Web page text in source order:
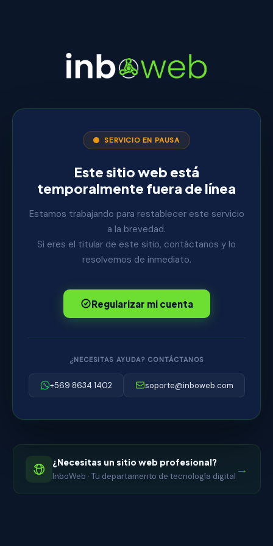
SERVICIO EN PAUSA
Este sitio web está
temporalmente fuera de línea
Estamos trabajando para restablecer este servicio
a la brevedad.
Si eres el titular de este sitio, contáctanos y lo
resolvemos de inmediato.
Regularizar mi cuenta
¿NECESITAS AYUDA? CONTÁCTANOS
+569 8634 1402 soporte@inboweb.com
¿Necesitas un sitio web profesional?
InboWeb · Tu departamento de tecnología digital →